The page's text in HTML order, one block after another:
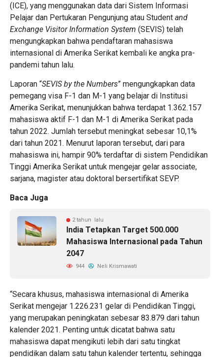
(ICE), yang menggunakan data dari Sistem Informasi
Pelajar dan Pertukaran Pengunjung atau Student and
Exchange Visitor Information System (SEVIS) telah
mengungkapkan bahwa pendaftaran mahasiswa
internasional di Amerika Serikat kembali ke angka pra-
pandemi tahun lalu.
Laporan “SEVIS by the Numbers” mengungkapkan data
pemegang visa F-1 dan M-1 yang belajar di Institusi
Amerika Serikat, menunjukkan bahwa terdapat 1.362.157
mahasiswa aktif F-1 dan M-1 di Amerika Serikat pada
tahun 2022. Jumlah tersebut meningkat sebesar 10,1%
dari tahun 2021. Menurut laporan tersebut, dari para
mahasiswa ini, hampir 90% terdaftar di sistem Pendidikan
Tinggi Amerika Serikat untuk mengejar gelar associate,
sarjana, magister atau doktoral bersertifikat SEVP.
Baca Juga
2 tahun lalu
India Tetapkan Target 500.000
Mahasiswa Internasional pada Tahun
2047
944 Neli Krismawati
“Secara khusus, mahasiswa internasional di Amerika
Serikat mengejar 1.226.231 gelar di Pendidikan Tinggi,
yang merupakan peningkatan sebesar 83.879 dari tahun
kalender 2021. Penting untuk dicatat bahwa satu
mahasiswa dapat mengikuti lebih dari satu tingkat
pendidikan dalam satu tahun kalender tertentu, sehingga